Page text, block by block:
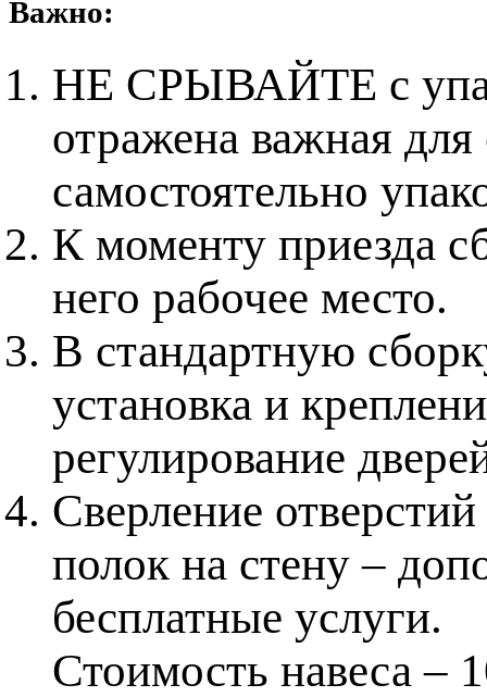
Важно:
НЕ СРЫВАЙТЕ с
отражена важная
самостоятельно
К моменту приезда
него рабочее место.
В стандартную
установка и
регулирование
Сверление
полок на стену –
бесплатные услуги.
Стоимость навеса –